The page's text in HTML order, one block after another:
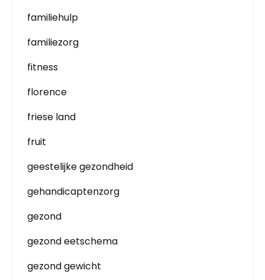
familiehulp
familiezorg
fitness
florence
friese land
fruit
geestelijke gezondheid
gehandicaptenzorg
gezond
gezond eetschema
gezond gewicht